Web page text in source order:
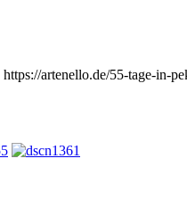
https://artenello.de/55-tage-in-